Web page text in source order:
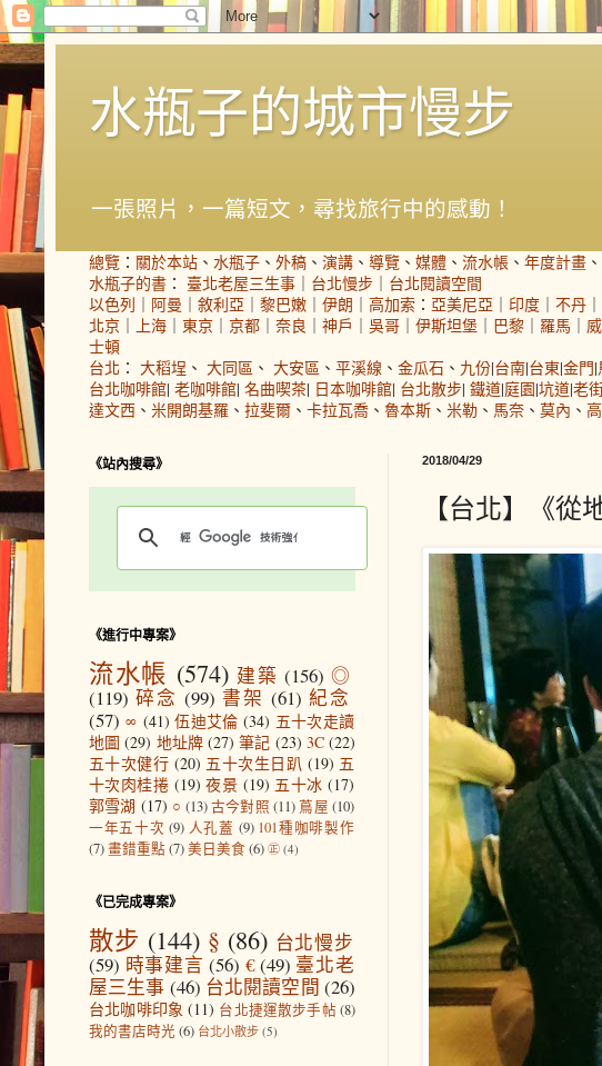
水瓶子的城市慢步
一張照片，一篇短文，尋找旅行中的感動！
總覽 ： 關於本站 、 水瓶子 、 外稿 、 演講 、 導覽 、 媒體 、 流水帳 、 年度計畫 、
水瓶子的書 ： 臺北老屋三生事 ｜ 台北慢步 ｜ 台北閱讀空間
以色列 ｜ 阿曼 ｜ 敘利亞 ｜ 黎巴嫩 ｜ 伊朗 ｜ 高加索 ： 亞美尼亞 ｜ 印度 ｜ 不丹 ｜
北京 ｜ 上海 ｜ 東京 ｜ 京都 ｜ 奈良 ｜ 神戶 ｜ 吳哥 ｜ 伊斯坦堡 ｜ 巴黎 ｜ 羅馬 ｜
士頓
台北 ： 大稻埕 、 大同區 、 大安區 、 平溪線 、 金瓜石 、 九份|台南|台東|金門|
台北咖啡館| 老咖啡館| 名曲喫茶| 日本咖啡館| 台北散步| 鐵道|庭園|坑道|老
達文西 、 米開朗基羅 、 拉斐爾 、 卡拉瓦喬 、 魯本斯 、 米勒 、 馬奈 、 莫內 、
2018/04/29
【台北】《從
《站內搜尋》
《進行中專案》
流水帳 (574) 建築 (156) ◎
(119) 碎念 (99) 書架 (61) 紀念
(57) ∞ (41) 伍迪艾倫 (34) 五十次走讀
地圖 (29) 地址牌 (27) 筆記 (23) 3C (22)
五十次健行 (20) 五十次生日趴 (19) 五
十次肉桂捲 (19) 夜景 (19) 五十冰 (17)
郭雪湖 (17) ○ (13)古今對照 (11) 蔦屋 (10)
一年五十次 (9) 人孔蓋 (9) 101種咖啡製作
(7)畫錯重點 (7)美日美食 (6) ㊣ (4)
《已完成專案》
散步 (144) § (86) 台北慢步
(59) 時事建言 (56) € (49) 臺北老
屋三生事 (46) 台北閱讀空間 (26)
台北咖啡印象 (11) 台北捷運散步手帖 (8)
我的書店時光 (6) 台北小散步 (5)